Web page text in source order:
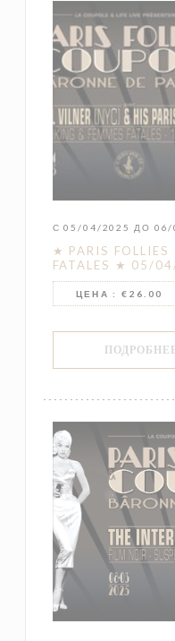
С 05/04/2025 ДО 06/
★ PARIS FOLLIES
FATALES ★ 05/
ЦЕНА : €26.00